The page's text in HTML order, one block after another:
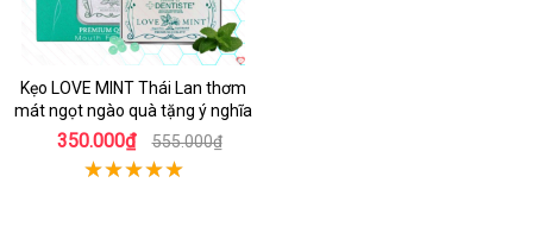
Kẹo LOVE MINT Thái Lan thơm
mát ngọt ngào quà tặng ý nghĩa
350.000₫ 555.000₫